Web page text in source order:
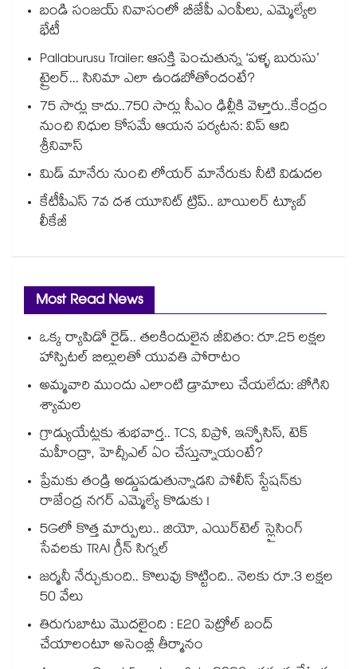
బండి సంజయ్ నివాసంలో బీజేపీ ఎంపీలు, ఎమ్మెల్యేల
భేటీ
Pallaburusu Trailer: ఆసక్తి పెంచుతున్న ‘పళ్ళ బురుసు’
ట్రైలర్... సినిమా ఎలా ఉండబోతోందంటే?
75 సార్లు కాదు..75‌‌‌‌‌‌‌‌0 సార్లు సీఎం ఢిల్లీకి వెళ్తారు..కేంద్రం
నుంచి నిధుల కోసమే ఆయన పర్యటన: విప్ ఆది
శ్రీనివాస్
మిడ్ మానేరు నుంచి లోయర్ మానేరుకు నీటి విడుదల
కేటీపీఎస్ 7వ దశ యూనిట్ ట్రిప్.. బాయిలర్ ట్యూబ్
లీకేజీ
Most Read News
ఒక్క ర్యాపిడో రైడ్.. తలకిందులైన జీవితం: రూ.25 లక్షల
హాస్పిటల్ బిల్లులతో యువతి పోరాటం
అమ్మవారి ముందు ఎలాంటి డ్రామాలు చేయలేదు: జోగిని
శ్యామల
గ్రాడ్యుయేట్లకు శుభవార్త.. TCS, విప్రో, ఇన్ఫోసిస్, టెక్
మహీంద్రా, హెచ్సీఎల్ ఏం చేస్తున్నాయంటే?
ప్రేమకు తండ్రి అడ్డుపడుతున్నాడని పోలీస్ స్టేషన్⁪కు
రాజేంద్ర నగర్ ఎమ్మెల్యే కొడుకు !
5Gలో కొత్త మార్పులు.. జియో, ఎయిర్‌టెల్ స్లైసింగ్
సేవలకు TRAI గ్రీన్ సిగ్నల్
జర్మనీ నేర్చుకుంది.. కొలువు కొట్టింది.. నెలకు రూ.3 లక్షల
50 వేలు
తిరుగుబాటు మొదలైంది : E20 పెట్రోల్ బంద్
చేయాలంటూ అసెంబ్లీ తీర్మానం